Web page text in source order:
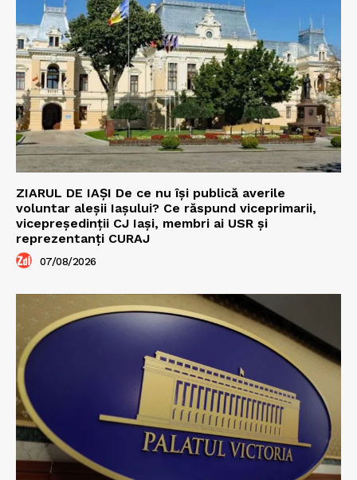
ZIARUL DE IAȘI De ce nu își publică averile
voluntar aleșii Iașului? Ce răspund viceprimarii,
vicepreședinții CJ Iași, membri ai USR și
reprezentanți CURAJ
07/08/2026